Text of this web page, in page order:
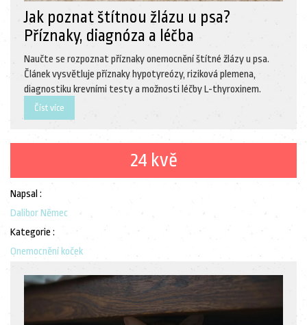
Jak poznat štítnou žlázu u psa?
Příznaky, diagnóza a léčba
Naučte se rozpoznat příznaky onemocnění štítné žlázy u psa.
Článek vysvětluje příznaky hypotyreózy, riziková plemena,
diagnostiku krevními testy a možnosti léčby L-thyroxinem.
Číst více
24 kvě
Napsal :
Dalibor Němec
Kategorie :
Onemocnění koček